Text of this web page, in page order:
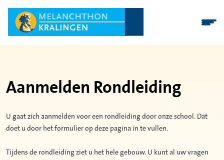
Aanmelden Rondleiding
U gaat zich aanmelden voor een rondleiding door onze school. Dat
doet u door het formulier op deze pagina in te vullen.
Tijdens de rondleiding ziet u het hele gebouw. U kunt al uw vragen